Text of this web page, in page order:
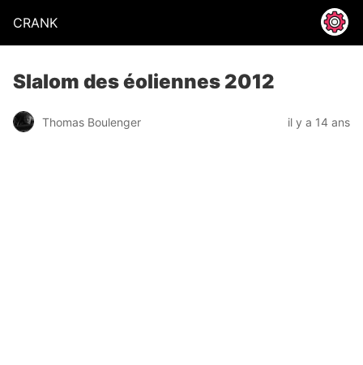
CRANK
Slalom des éoliennes 2012
Thomas Boulenger il y a 14 ans